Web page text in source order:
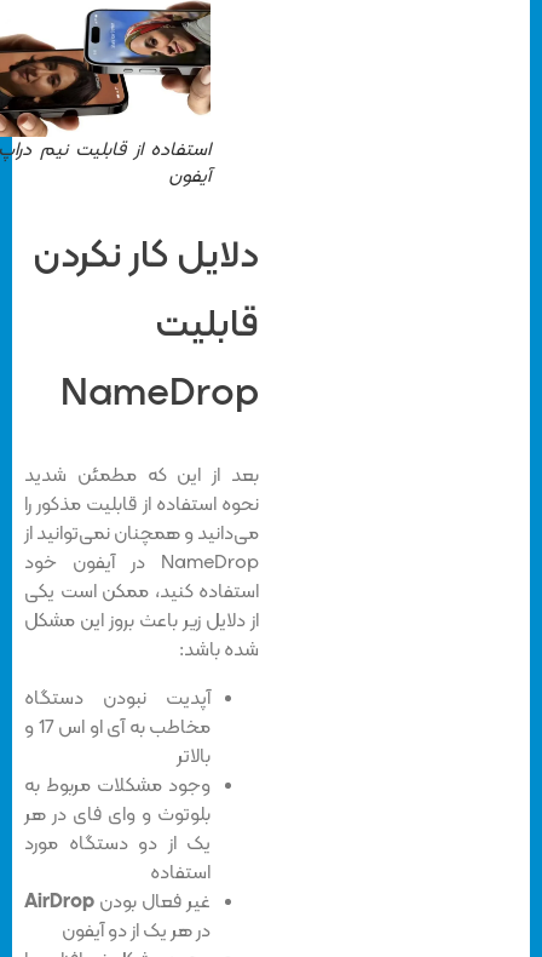
استفاده از قابلیت نیم دراپ در
آیفون
دلایل کار نکردن
قابلیت
NameDrop
بعد از این که مطمئن شدید
نحوه استفاده از قابلیت مذکور را
می‌دانید و همچنان نمی‌توانید از
NameDrop در آیفون خود
استفاده کنید، ممکن است یکی
از دلایل زیر باعث بروز این مشکل
شده باشد:
آپدیت نبودن دستگاه
مخاطب به آی او اس 17 و
وجود مشکلات مربوط به
بلوتوث و وای فای در هر
یک از دو دستگاه مورد
استفاده
غیر فعال بودنAirDrop
در هر یک از دو آیفون